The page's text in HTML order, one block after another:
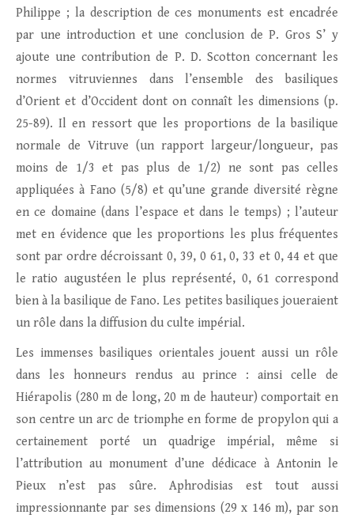
Philippe ; la description de ces monuments est encadrée
par une introduction et une conclusion de P. Gros S’ y
ajoute une contribution de P. D. Scotton concernant les
normes vitruviennes dans l’ensemble des basiliques
d’Orient et d’Occident dont on connaît les dimensions (p.
25-89). Il en ressort que les proportions de la basilique
normale de Vitruve (un rapport largeur/longueur, pas
moins de 1/3 et pas plus de 1/2) ne sont pas celles
appliquées à Fano (5/8) et qu’une grande diversité règne
en ce domaine (dans l’espace et dans le temps) ; l’auteur
met en évidence que les proportions les plus fréquentes
sont par ordre décroissant 0, 39, 0 61, 0, 33 et 0, 44 et que
le ratio augustéen le plus représenté, 0, 61 correspond
bien à la basilique de Fano. Les petites basiliques joueraient
un rôle dans la diffusion du culte impérial.
Les immenses basiliques orientales jouent aussi un rôle
dans les honneurs rendus au prince : ainsi celle de
Hiérapolis (280 m de long, 20 m de hauteur) comportait en
son centre un arc de triomphe en forme de propylon qui a
certainement porté un quadrige impérial, même si
l’attribution au monument d’une dédicace à Antonin le
Pieux n’est pas sûre. Aphrodisias est tout aussi
impressionnante par ses dimensions (29 x 146 m), par son